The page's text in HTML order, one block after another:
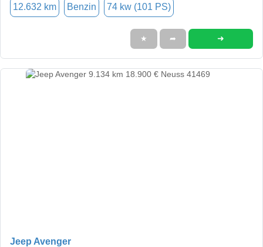
12.632 km Benzin 74 kw (101 PS)
★ ➦ ➜
Jeep Avenger